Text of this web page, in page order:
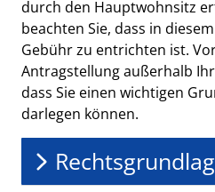
durch den Hauptwohnsitz
beachten Sie, dass in
Gebühr zu entrichten ist.
Antragstellung außerhalb
dass Sie einen wichtigen
darlegen können.